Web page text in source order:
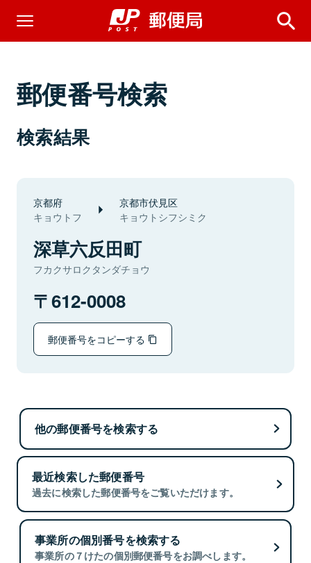
郵便番号検索
検索結果
京都府
キョウトフ
京都市伏見区
キョウトシフシミク
深草六反田町
フカクサロクタンダチョウ
612-0008
郵便番号をコピーする
他の郵便番号を検索する
最近検索した郵便番号
過去に検索した郵便番号をご覧いただけます。
事業所の個別番号を検索する
事業所の７けたの個別郵便番号をお調べします。